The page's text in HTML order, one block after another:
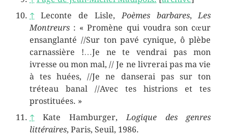
↑
Leconte de Lisle,Poèmes barbares,Les
Montreurs: « Promène qui voudra son cœur
ensanglanté //Sur ton pavé cynique, ô plèbe
carnassière !…Je ne te vendrai pas mon
ivresse ou mon mal, // Je ne livrerai pas ma vie
à tes huées, //Je ne danserai pas sur ton
tréteau banal //Avec tes histrions et tes
prostituées. »
↑
Kate Hamburger,Logique des genres
littéraires, Paris, Seuil, 1986.